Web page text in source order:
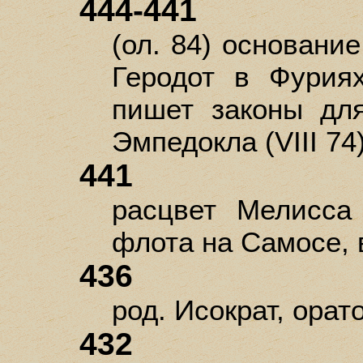
444-441
(ол. 84)
Геродот в
пишет законы
Эмпедокла (VIII
441
расцвет
флота на Самосе,
436
род. Исократ,
432